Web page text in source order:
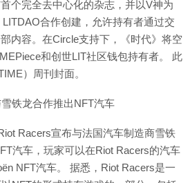
个完全去中心化的杂志，并以V神为
合作创建，允许持有者通过交
内容。在Circle支持下，《时代》将空
和创世LIT社区钱包持有者。 此
）周刊封面。
铁龙合作推出NFT汽车
Racers宣布与法国汽车制造商雪铁
汽车，玩家可以在Riot Racers的汽车
NFT汽车。 据悉，Riot Racers是一